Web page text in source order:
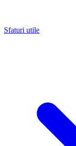
Sfaturi utile